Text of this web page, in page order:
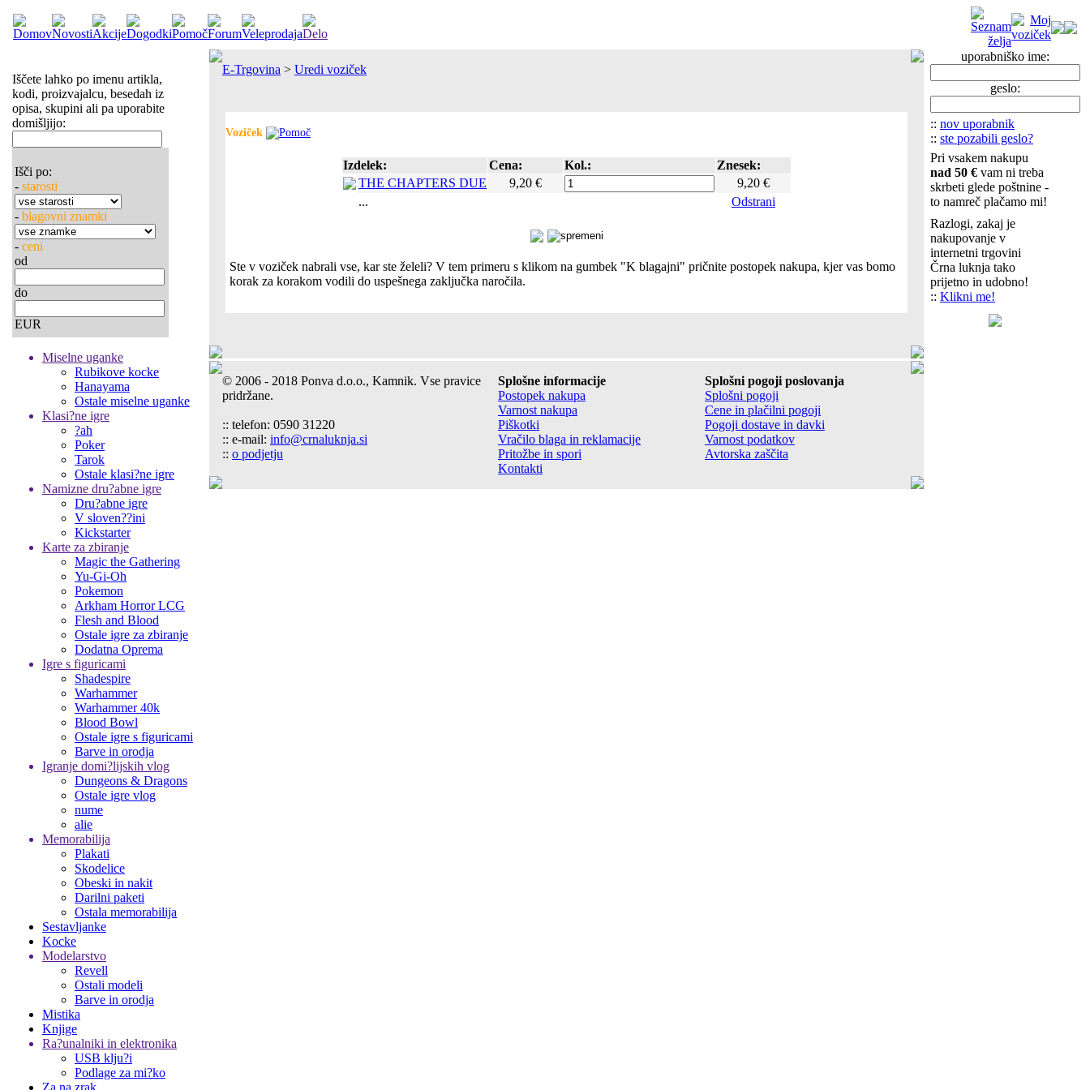
Iščete lahko po imenu artikla,
kodi, proizvajalcu, besedah iz
opisa, skupini ali pa uporabite
domišljijo:
Išči po:
- starosti
- blagovni znamki
- ceni
od
do
EUR
Miselne uganke
Rubikove kocke
Hanayama
Ostale miselne uganke
Klasi?ne igre
?ah
Poker
Tarok
Ostale klasi?ne igre
Namizne dru?abne igre
Dru?abne igre
V sloven??ini
Kickstarter
Karte za zbiranje
Magic the Gathering
Yu-Gi-Oh
Pokemon
Arkham Horror LCG
Flesh and Blood
Ostale igre za zbiranje
Dodatna Oprema
Igre s figuricami
Shadespire
Warhammer
Warhammer 40k
Blood Bowl
Ostale igre s figuricami
Barve in orodja
Igranje domi?lijskih vlog
Dungeons & Dragons
Ostale igre vlog
nume
alie
Memorabilija
Plakati
Skodelice
Obeski in nakit
Darilni paketi
Ostala memorabilija
Sestavljanke
Kocke
Modelarstvo
Revell
Ostali modeli
Barve in orodja
Mistika
Knjige
Ra?unalniki in elektronika
USB klju?i
Podlage za mi?ko
Za na zrak
E-Trgovina > Uredi voziček
Voziček
Izdelek: Cena: Kol.:
Znesek:
THE CHAPTERS DUE
9,20 €
9,20 €
...
Odstrani
Ste v voziček nabrali vse, kar ste želeli? V tem primeru s klikom na gumbek "K blagajni" pričnite postopek nakupa, kjer vas bomo
korak za korakom vodili do uspešnega zaključka naročila.
© 2006 - 2018 Ponva d.o.o., Kamnik. Vse pravice
pridržane.
:: telefon: 0590 31220
:: e-mail: info@crnaluknja.si
:: o podjetju
Splošne informacije
Postopek nakupa
Varnost nakupa
Piškotki
Vračilo blaga in reklamacije
Pritožbe in spori
Kontakti
Splošni pogoji poslovanja
Splošni pogoji
Cene in plačilni pogoji
Pogoji dostave in davki
Varnost podatkov
Avtorska zaščita
uporabniško ime:
geslo:
:: nov uporabnik
:: ste pozabili geslo?
Pri vsakem nakupu
nad 50 € vam ni treba
skrbeti glede poštnine -
to namreč plačamo mi!
Razlogi, zakaj je
nakupovanje v
internetni trgovini
Črna luknja tako
prijetno in udobno!
:: Klikni me!